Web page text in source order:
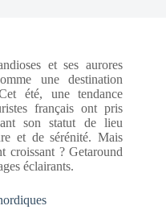
et ses aurores
une destination
été, une tendance
français ont pris
son statut de lieu
et de sérénité. Mais
croissant ? Getaround
éclairants.